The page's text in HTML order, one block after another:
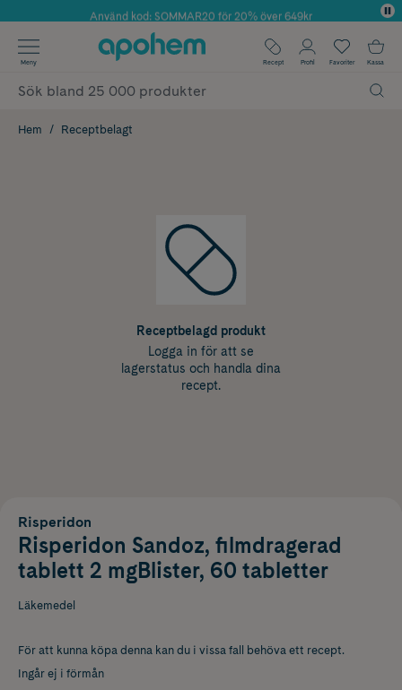
Använd kod: SOMMAR20 för 20% över 649kr
✓ Fri frakt
✓ Poäng på alla köp*
Meny Recept Profil Favoriter Kassa
Hem Receptbelagt
Receptbelagd produkt
Logga in för att se
lagerstatus och handla dina
recept.
Risperidon
Risperidon Sandoz, filmdragerad
tablett 2 mgBlister, 60 tabletter
Läkemedel
För att kunna köpa denna kan du i vissa fall behöva ett recept.
Ingår ej i förmån